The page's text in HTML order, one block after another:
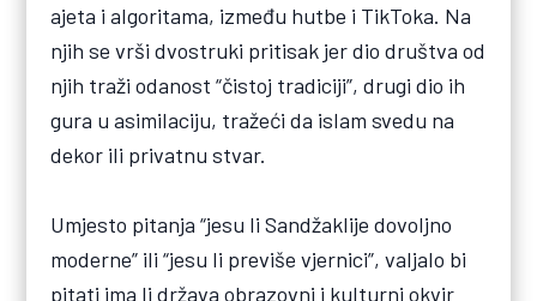
ajeta i algoritama, između hutbe i TikToka. Na
njih se vrši dvostruki pritisak jer dio društva od
njih traži odanost “čistoj tradiciji”, drugi dio ih
gura u asimilaciju, tražeći da islam svedu na
dekor ili privatnu stvar.
Umjesto pitanja “jesu li Sandžaklije dovoljno
moderne” ili “jesu li previše vjernici”, valjalo bi
pitati ima li država obrazovni i kulturni okvir